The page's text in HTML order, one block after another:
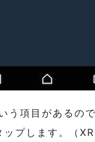
う項目がある
プします。（